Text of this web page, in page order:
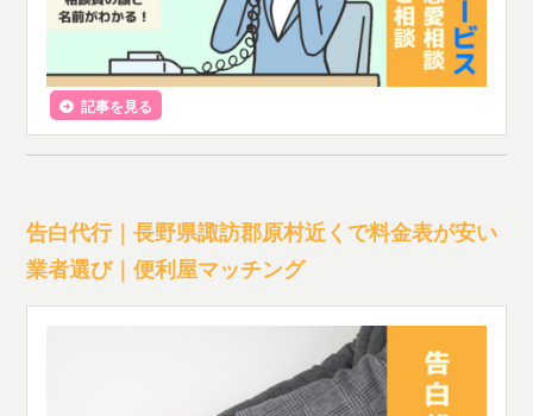
記事を見る
告白代行｜長野県諏訪郡原村近くで料金表が安い
業者選び｜便利屋マッチング